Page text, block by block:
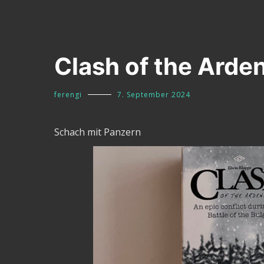
Clash of the
ferengi 7. September 2024
Schach mit Panzern